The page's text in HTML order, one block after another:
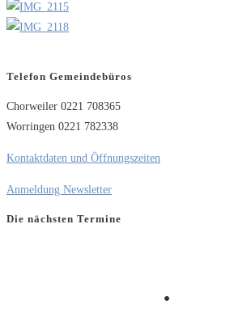
Telefon Gemeindebüros
Chorweiler 0221 708365
Worringen 0221 782338
Kontaktdaten und Öffnungszeiten
Anmeldung Newsletter
Die nächsten Termine